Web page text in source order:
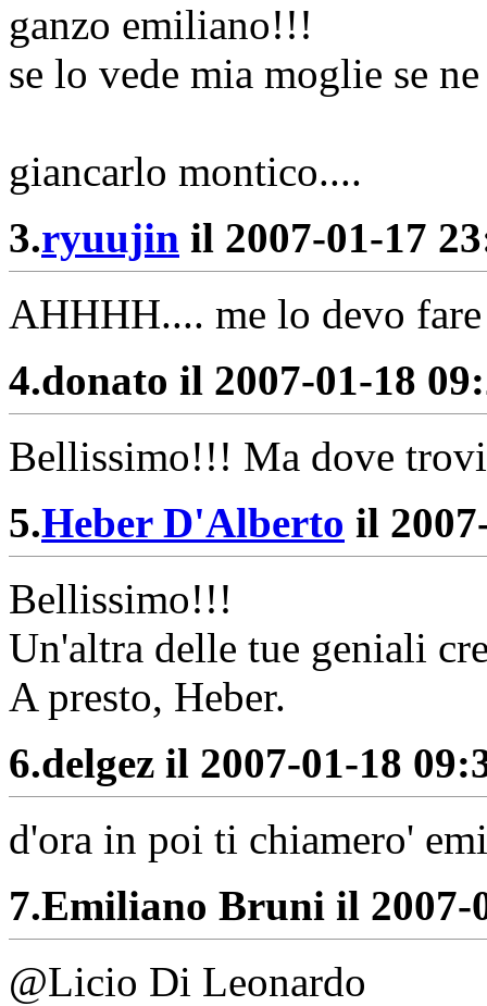
ganzo emiliano!!!
se lo vede mia moglie se
giancarlo montico....
3.ryuujin il 2007-01-17
AHHHH.... me lo devo
4.donato il 2007-01-18
Bellissimo!!! Ma dove trovi
5.Heber D'Alberto il
Bellissimo!!!
Un'altra delle tue geniali
A presto, Heber.
6.delgez il 2007-01-18
d'ora in poi ti chiamero'
7.Emiliano Bruni il 2007-
@Licio Di Leonardo